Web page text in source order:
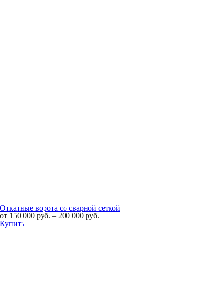
Откатные ворота со сварной сеткой
от 150 000 руб. – 200 000 руб.
Купить